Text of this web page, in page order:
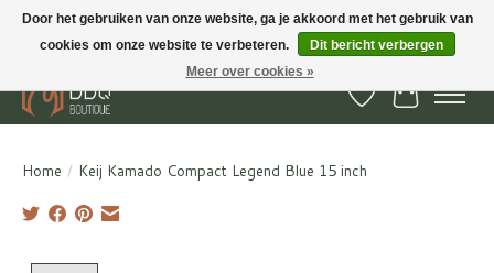
BBQ Boutique - Gratis verzenden en afhalen in Hedel en Kesteren
Verlanglijst
Home / Keij Kamado Compact Legend Blue 15 inch
Door het gebruiken van onze website, ga je akkoord met het gebruik van
cookies om onze website te verbeteren.
Dit bericht verbergen
Meer over cookies »